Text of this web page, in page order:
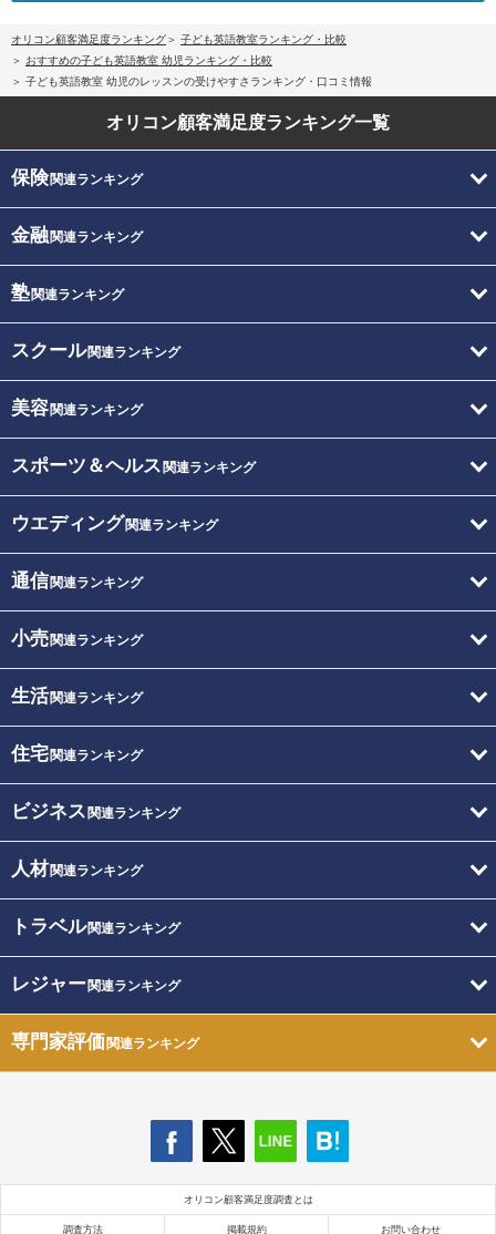
オリコン顧客満足度ランキング
子ども英語教室ランキング・比較
おすすめの子ども英語教室 幼児ランキング・比較
子ども英語教室 幼児のレッスンの受けやすさランキング・口コミ情報
オリコン顧客満足度ランキング一覧
保険関連ランキング
金融関連ランキング
塾関連ランキング
スクール関連ランキング
美容関連ランキング
スポーツ＆ヘルス 関連ランキング
ウエディング関連ランキング
通信関連ランキング
小売関連ランキング
生活関連ランキング
住宅関連ランキング
ビジネス 関連ランキング
人材関連ランキング
トラベル関連ランキング
レジャー関連ランキング
専門家評価関連ランキング
オリコン顧客満足度調査とは
調査方法 掲載規約 お問い合わせ